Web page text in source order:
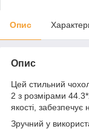
Опис
Опис
Цей стильний
2 з розмірами
якості, забезпечує
Зручний у